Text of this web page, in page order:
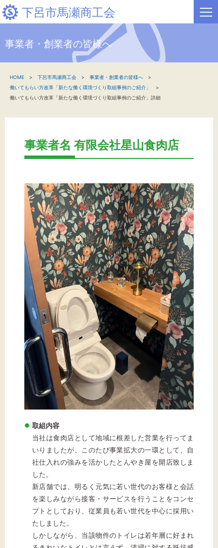
下呂市馬瀬商工会
新着情報
下呂市馬瀬商工会について
文字サイズ
標準 拡大
背景色
黒 白 黄
事業者・創業者の皆様へ
HOME 下呂市馬瀬商工会
事業者・創業者の皆様へ
働いてもらい方改革「新たな働く環境づくり取組事例のご紹介」
働いてもらい方改革「新たな働く環境づくり取組事例のご紹介」詳細
事業者名 有限会社星山食肉店
取組内容
当社は食肉店として地域に根差した営業を行ってま
いりましたが、このたび事業拡大の一環として、自
社仕入れの強みを活かしたとんやき屋を開店致しま
した。
新店舗では、明るく元気に若い世代のお客様と会話
を楽しみながら接客・サービスを行うことをコンセ
プトとしており、従業員も若い世代を中心に採用い
たしました。
しかしながら、当該物件のトイレは若年層に好まれ